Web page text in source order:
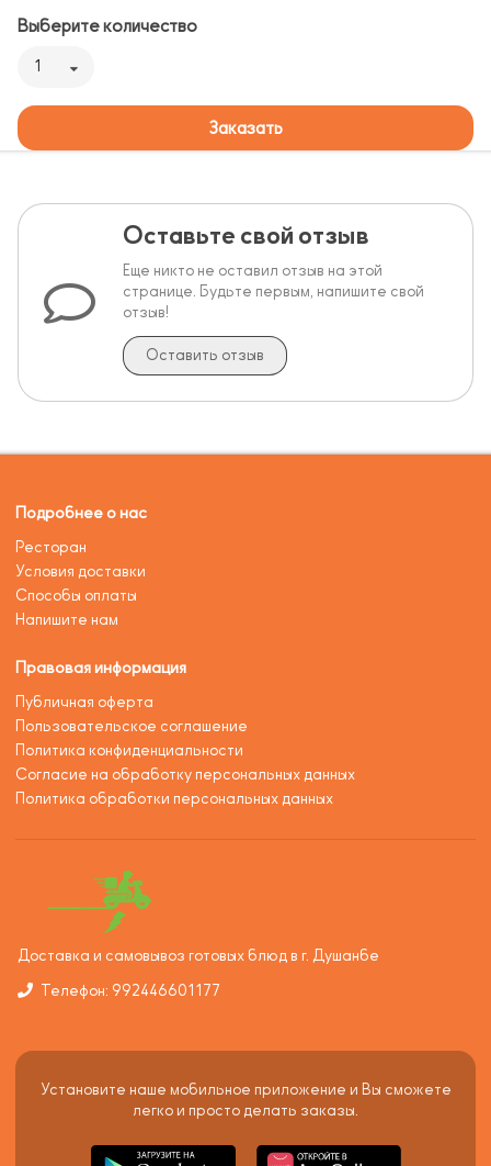
Выберите количество
1
Заказать
Оставьте свой отзыв
Еще никто не оставил отзыв на этой
странице. Будьте первым, напишите свой
отзыв!
Оставить отзыв
Подробнее о нас
Ресторан
Условия доставки
Способы оплаты
Напишите нам
Правовая информация
Публичная оферта
Пользовательское соглашение
Политика конфиденциальности
Согласие на обработку персональных данных
Политика обработки персональных данных
Доставка и самовывоз готовых блюд в г. Душанбе
Телефон: 992446601177
Установите наше мобильное приложение и Вы сможете
легко и просто делать заказы.